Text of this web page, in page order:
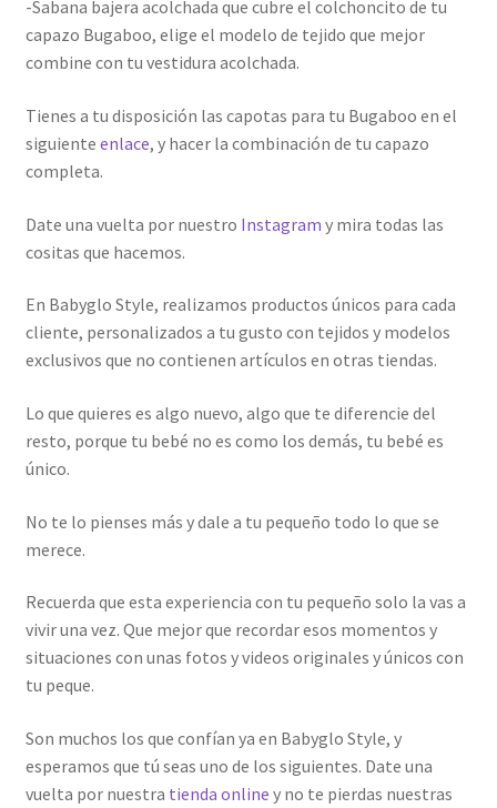
-Sabana bajera acolchada que cubre el colchoncito de tu
capazo Bugaboo, elige el modelo de tejido que mejor
combine con tu vestidura acolchada.
Tienes a tu disposición las capotas para tu Bugaboo en el
siguiente enlace, y hacer la combinación de tu capazo
completa.
Date una vuelta por nuestro Instagram y mira todas las
cositas que hacemos.
En Babyglo Style, realizamos productos únicos para cada
cliente, personalizados a tu gusto con tejidos y modelos
exclusivos que no contienen artículos en otras tiendas.
Lo que quieres es algo nuevo, algo que te diferencie del
resto, porque tu bebé no es como los demás, tu bebé es
único.
No te lo pienses más y dale a tu pequeño todo lo que se
merece.
Recuerda que esta experiencia con tu pequeño solo la vas a
vivir una vez. Que mejor que recordar esos momentos y
situaciones con unas fotos y videos originales y únicos con
tu peque.
Son muchos los que confían ya en Babyglo Style, y
esperamos que tú seas uno de los siguientes. Date una
vuelta por nuestra tienda online y no te pierdas nuestras